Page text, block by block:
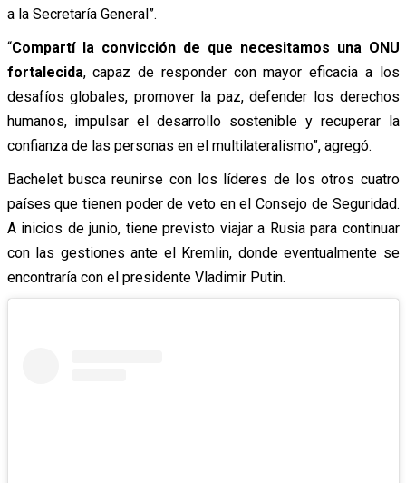
a la Secretaría General”.
“Compartí la convicción de que necesitamos una ONU
fortalecida, capaz de responder con mayor eficacia a los
desafíos globales, promover la paz, defender los derechos
humanos, impulsar el desarrollo sostenible y recuperar la
confianza de las personas en el multilateralismo”, agregó.
Bachelet busca reunirse con los líderes de los otros cuatro
países que tienen poder de veto en el Consejo de Seguridad.
A inicios de junio, tiene previsto viajar a Rusia para continuar
con las gestiones ante el Kremlin, donde eventualmente se
encontraría con el presidente Vladimir Putin.